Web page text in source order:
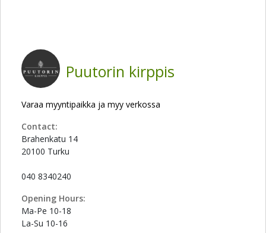
Puutorin kirppis
Varaa myyntipaikka ja myy verkossa
Contact:
Brahenkatu 14
20100 Turku
040 8340240
Opening Hours:
Ma-Pe 10-18
La-Su 10-16